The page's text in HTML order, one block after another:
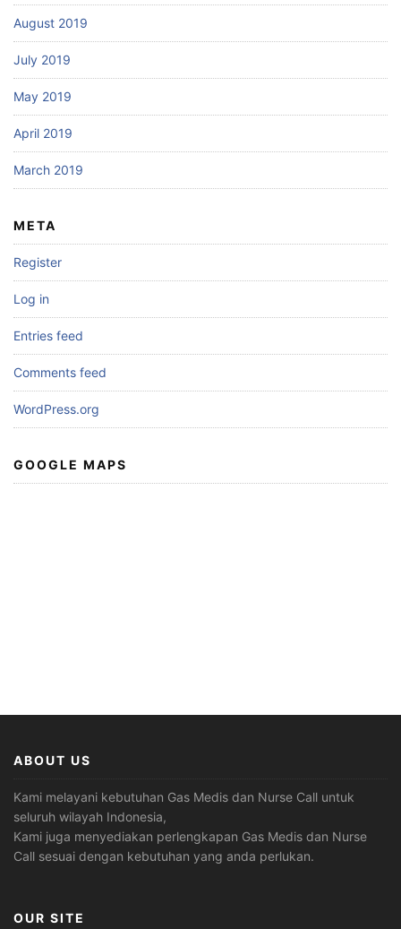
August 2019
July 2019
May 2019
April 2019
March 2019
META
Register
Log in
Entries feed
Comments feed
WordPress.org
GOOGLE MAPS
ABOUT US
Kami melayani kebutuhan Gas Medis dan Nurse Call untuk
seluruh wilayah Indonesia,
Kami juga menyediakan perlengkapan Gas Medis dan Nurse
Call sesuai dengan kebutuhan yang anda perlukan.
OUR SITE